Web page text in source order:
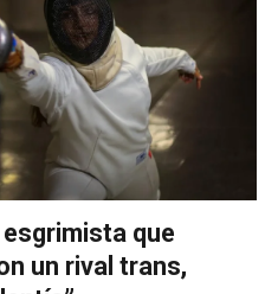
que
un rival trans,